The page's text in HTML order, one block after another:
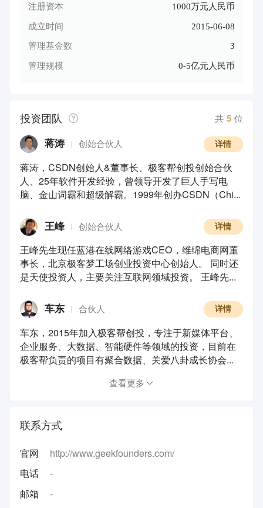
注册资本 1000万元人民币
成立时间 2015-06-08
管理基金数 3
管理规模 0-5亿元人民币
投资团队 共 5 位
蒋涛 创始合伙人
蒋涛，CSDN创始人&董事长、极客帮创投创始合伙
人、25年软件开发经验，曾领导开发了巨人手写电
脑、金山词霸和超级解霸。1999年创办CSDN（Chi...
详情
王峰 创始合伙人
王峰先生现任蓝港在线网络游戏CEO，维绵电商网董
事长，北京极客梦工场创业投资中心创始人。 同时还
是天使投资人，主要关注互联网领域投资。 王峰先...
详情
车东 合伙人
车东，2015年加入极客帮创投，专注于新媒体平台、
企业服务、大数据、智能硬件等领域的投资，目前在
极客帮负责的项目有聚合数据、关爱八卦成长协会...
详情
查看更多
联系方式
官网
http://www.geekfounders.com/
电话
-
邮箱
-